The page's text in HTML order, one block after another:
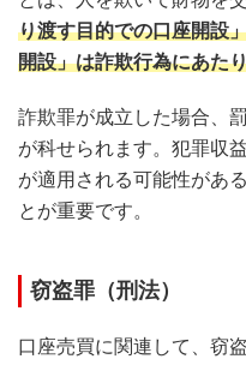
り渡す目的での口座開設
開設」は詐欺行為にあた
詐欺罪が成立した場合、
が科せられます。犯罪収
が適用される可能性があ
とが重要です。
窃盗罪（刑法）
口座売買に関連して、窃